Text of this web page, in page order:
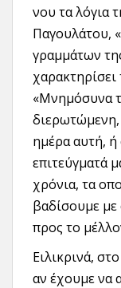
νου τα λόγια
Παγουλάτου,
γραμμάτων
χαρακτηρίσει
«Μνημόσυνα
διερωτώμενη,
ημέρα αυτή, ή
επιτεύγματά
χρόνια, τα
βαδίσουμε με
προς το
Ειλικρινά,
αν έχουμε να